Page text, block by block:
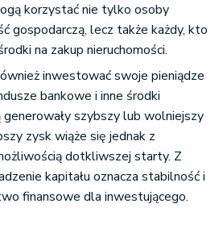
korzystać nie tylko osoby
gospodarczą, lecz także każdy, kto
na zakup nieruchomości.
inwestować swoje pieniądze
bankowe i inne środki
szybszy lub wolniejszy
zysk wiąże się jednak z
dotkliwszej starty. Z
kapitału oznacza stabilność i
finansowe dla inwestującego.